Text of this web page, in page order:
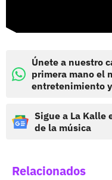
Únete a nuestro
primera mano el
entretenimiento
Sigue a La Kalle
de la música
Relacionados